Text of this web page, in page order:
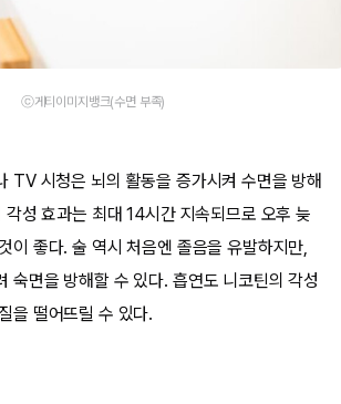
ⓒ게티이미지뱅크(수면 부족)
TV 시청은 뇌의 활동을 증가시켜 수면을 방해
성 효과는 최대 14시간 지속되므로 오후 늦
이 좋다. 술 역시 처음엔 졸음을 유발하지만,
숙면을 방해할 수 있다. 흡연도 니코틴의 각성
을 떨어뜨릴 수 있다.